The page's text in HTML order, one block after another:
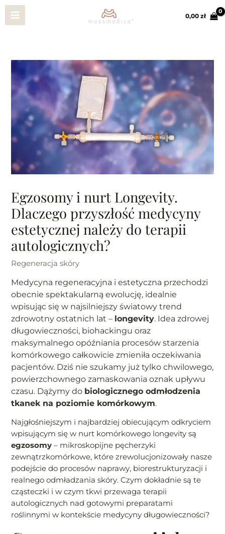
Przejdź
treści
Main
0,00 zł
Egzosomy i nurt Longevity.
Dlaczego przyszłość medycyny
estetycznej należy do terapii
autologicznych?
Regeneracja skóry
Medycyna regeneracyjna i estetyczna przechodzi
obecnie spektakularną ewolucję, idealnie
wpisując się w najsilniejszy światowy trend
zdrowotny ostatnich lat – longevity. Idea zdrowej
długowieczności, biohackingu oraz
maksymalnego opóźniania procesów starzenia
komórkowego całkowicie zmieniła oczekiwania
pacjentów. Dziś nie szukamy już tylko chwilowego,
powierzchownego zamaskowania oznak upływu
czasu. Dążymy do biologicznego odmłodzenia
tkanek na poziomie komórkowym.
Najgłośniejszym i najbardziej obiecującym odkryciem
wpisującym się w nurt komórkowego longevity są
egzosomy – mikroskopijne pęcherzyki
zewnątrzkomórkowe, które zrewolucjonizowały nasze
podejście do procesów naprawy, biorestrukturyzacji i
realnego odmładzania skóry. Czym dokładnie są te
cząsteczki i w czym tkwi przewaga terapii
autologicznych nad gotowymi preparatami
roślinnymi w kontekście medycyny długowieczności?